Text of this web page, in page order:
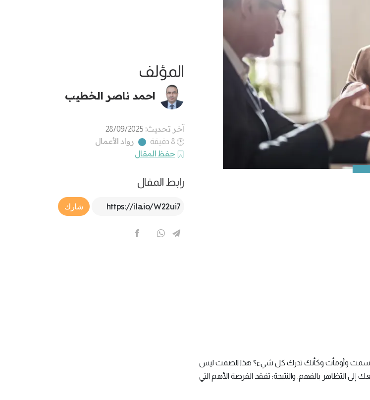
وأومأت وكأنك تدرك كل شيء؟ هذا الصمت ليس
التظاهر بالفهم. والنتيجة: تفقد الفرصة الأهم التي
المؤلف
احمد ناصر الخطيب
آخر تحديث: 28/09/2025
8 دقيقة
رواد الأعمال
حفظ المقال
رابط المقال
Article Link
شارك